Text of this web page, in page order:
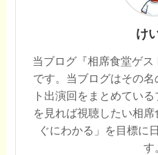
け
当ブログ『相席食堂ゲス
です。当ブログはその
ト出演回をまとめてい
を見れば視聴したい相
ぐにわかる」を目標に
す